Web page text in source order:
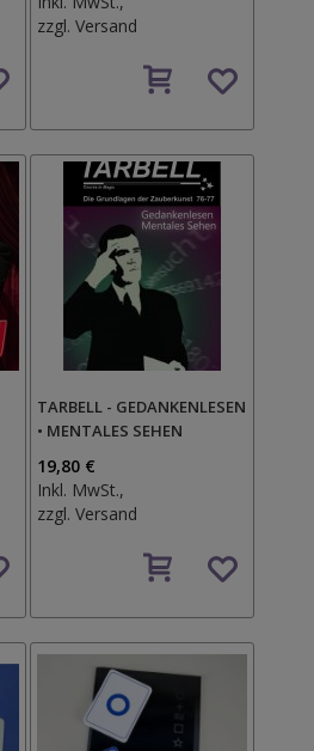
zzgl.Versand
den
TARBELL - GEDANKENLESEN
• MENTALES SEHEN
19,80 €
Inkl. MwSt.,
zzgl.Versand
den